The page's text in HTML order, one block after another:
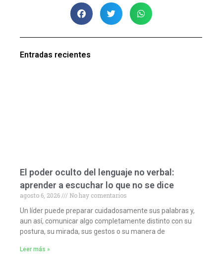
Entradas recientes
El poder oculto del lenguaje no verbal:
aprender a escuchar lo que no se dice
agosto 6, 2026
No hay comentarios
Un líder puede preparar cuidadosamente sus palabras y,
aun así, comunicar algo completamente distinto con su
postura, su mirada, sus gestos o su manera de
Leer más »